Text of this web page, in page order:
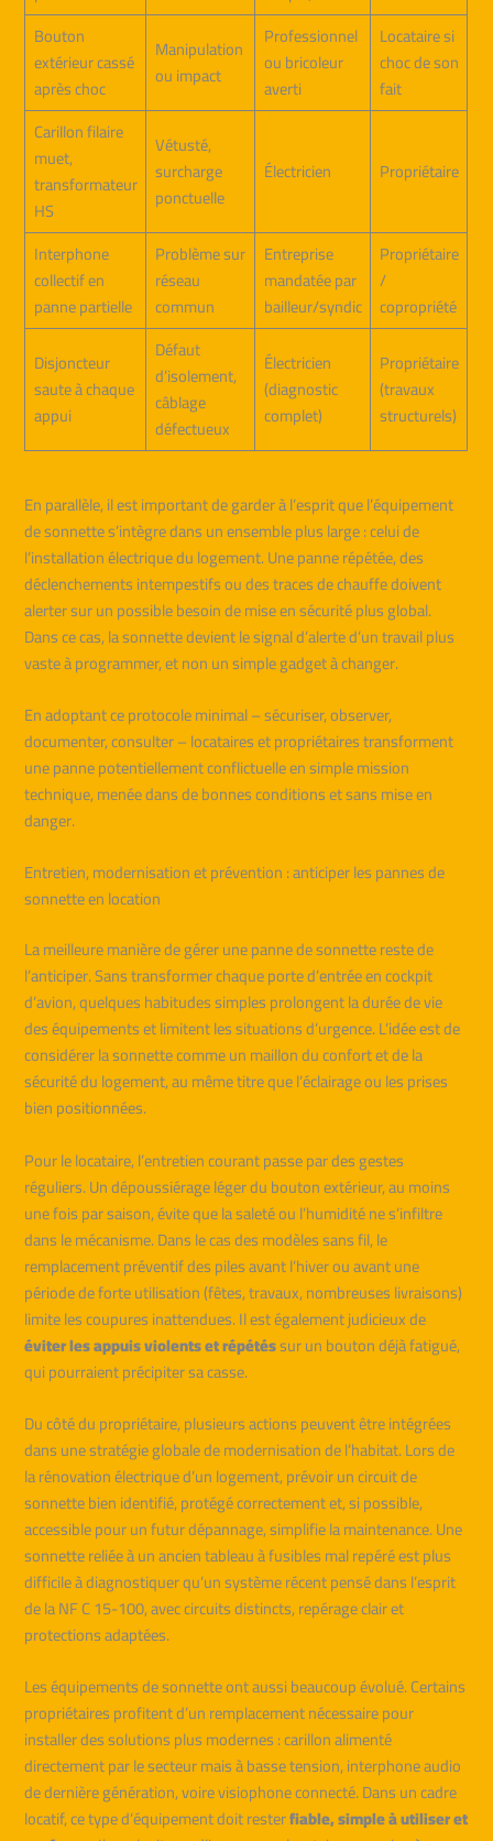
Bouton
extérieur cassé
après choc
Manipulation
ou impact
Professionnel
ou bricoleur
averti
Locataire si
choc de son
fait
Carillon filaire
muet,
transformateur
HS
Vétusté,
surcharge
ponctuelle
Électricien Propriétaire
Interphone
collectif en
panne partielle
Problème sur
réseau
commun
Entreprise
mandatée par
bailleur/syndic
Propriétaire
/
copropriété
Disjoncteur
saute à chaque
appui
Défaut
d’isolement,
câblage
défectueux
Électricien
(diagnostic
complet)
Propriétaire
(travaux
structurels)
En parallèle, il est important de garder à l’esprit que l’équipement
de sonnette s’intègre dans un ensemble plus large : celui de
l’installation électrique du logement. Une panne répétée, des
déclenchements intempestifs ou des traces de chauffe doivent
alerter sur un possible besoin de mise en sécurité plus global.
Dans ce cas, la sonnette devient le signal d’alerte d’un travail plus
vaste à programmer, et non un simple gadget à changer.
En adoptant ce protocole minimal – sécuriser, observer,
documenter, consulter – locataires et propriétaires transforment
une panne potentiellement conflictuelle en simple mission
technique, menée dans de bonnes conditions et sans mise en
danger.
Entretien, modernisation et prévention : anticiper les pannes de
sonnette en location
La meilleure manière de gérer une panne de sonnette reste de
l’anticiper. Sans transformer chaque porte d’entrée en cockpit
d’avion, quelques habitudes simples prolongent la durée de vie
des équipements et limitent les situations d’urgence. L’idée est de
considérer la sonnette comme un maillon du confort et de la
sécurité du logement, au même titre que l’éclairage ou les prises
bien positionnées.
Pour le locataire, l’entretien courant passe par des gestes
réguliers. Un dépoussiérage léger du bouton extérieur, au moins
une fois par saison, évite que la saleté ou l’humidité ne s’infiltre
dans le mécanisme. Dans le cas des modèles sans fil, le
remplacement préventif des piles avant l’hiver ou avant une
période de forte utilisation (fêtes, travaux, nombreuses livraisons)
limite les coupures inattendues. Il est également judicieux de
éviter les appuis violents et répétéssur un bouton déjà fatigué,
qui pourraient précipiter sa casse.
Du côté du propriétaire, plusieurs actions peuvent être intégrées
dans une stratégie globale de modernisation de l’habitat. Lors de
la rénovation électrique d’un logement, prévoir un circuit de
sonnette bien identifié, protégé correctement et, si possible,
accessible pour un futur dépannage, simplifie la maintenance. Une
sonnette reliée à un ancien tableau à fusibles mal repéré est plus
difficile à diagnostiquer qu’un système récent pensé dans l’esprit
de la NF C 15-100, avec circuits distincts, repérage clair et
protections adaptées.
Les équipements de sonnette ont aussi beaucoup évolué. Certains
propriétaires profitent d’un remplacement nécessaire pour
installer des solutions plus modernes : carillon alimenté
directement par le secteur mais à basse tension, interphone audio
de dernière génération, voire visiophone connecté. Dans un cadre
locatif, ce type d’équipement doit resterfiable, simple à utiliser et